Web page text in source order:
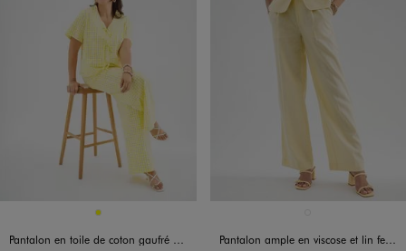
Disponible en 1 coloris
JAUNE
Pantalon en toile de coton gaufré à carreaux vichy femme grande taille Pantalon ample en viscose et lin femme